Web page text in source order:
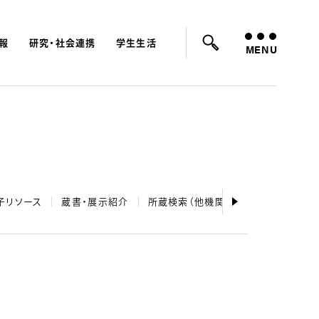
研究・社会連携 学生生活
： 入試 学費 オープンキャンパス MENU
リソース 蔵書・展示紹介 所蔵検索（他機関）